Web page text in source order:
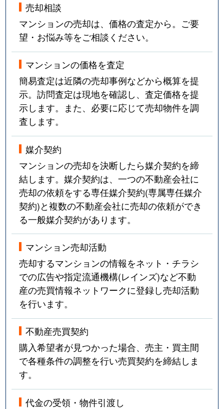
売却相談
マンションの売却は、価格の査定から。ご要
望・お悩み等をご相談ください。
マンションの価格を査定
簡易査定は近隣の売却事例などから概算を提
示。訪問査定は現地を確認し、査定価格を提
示します。また、必要に応じて売却物件を調
査します。
媒介契約
マンションの売却を決断したら媒介契約を締
結します。媒介契約は、一つの不動産会社に
売却の依頼をする専任媒介契約(専属専任媒介
契約)と複数の不動産会社に売却の依頼ができ
る一般媒介契約があります。
マンション売却活動
売却するマンションの情報をネット・チラシ
での広告や指定流通機構(レインズ)など不動
産の売買情報ネットワークに登録し売却活動
を行います。
不動産売買契約
購入希望者が見つかった場合、売主・買主間
で各種条件の調整を行い売買契約を締結しま
す。
代金の受領・物件引渡し